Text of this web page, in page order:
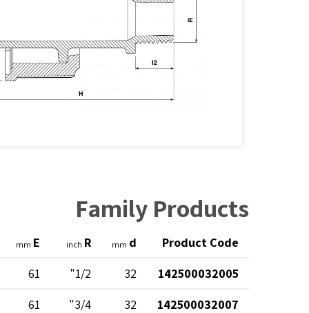
Family Products
Product Code
d
mm
R
inch
E
mm
142500032005
32
1/2"
61
142500032007
32
3/4"
61